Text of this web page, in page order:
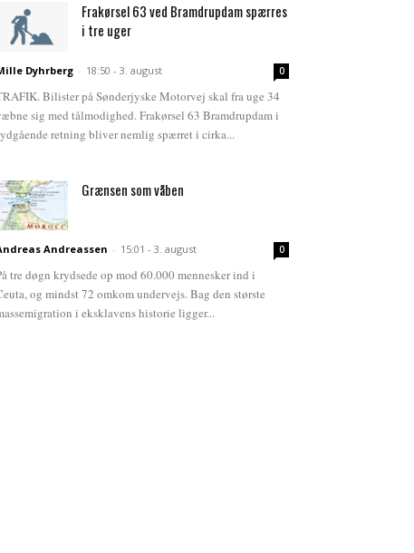
Frakørsel 63 ved Bramdrupdam spærres
i tre uger
Dyhrberg - 18:50 - 3. august 0
Bilister på Sønderjyske Motorvej skal fra uge 34
sig med tålmodighed. Frakørsel 63 Bramdrupdam i
retning bliver nemlig spærret i cirka...
Grænsen som våben
Andreassen - 15:01 - 3. august 0
tre døgn krydsede op mod 60.000 mennesker ind i
og mindst 72 omkom undervejs. Bag den største
i eksklavens historie ligger...